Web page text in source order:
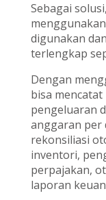
Sebagai
menggunakan
digunakan
terlengkap
Dengan
bisa
pengeluaran
anggaran per
rekonsiliasi
inventori,
perpajakan,
laporan